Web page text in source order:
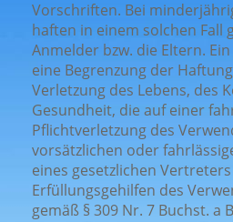
Vorschriften. Bei
haften in einem solchen Fall
Anmelder bzw. die Eltern.
eine Begrenzung der
Verletzung des Lebens, des
Gesundheit, die auf einer
Pflichtverletzung des
vorsätzlichen oder
eines gesetzlichen
Erfüllungsgehilfen des
gemäß § 309 Nr. 7 Buchst. a